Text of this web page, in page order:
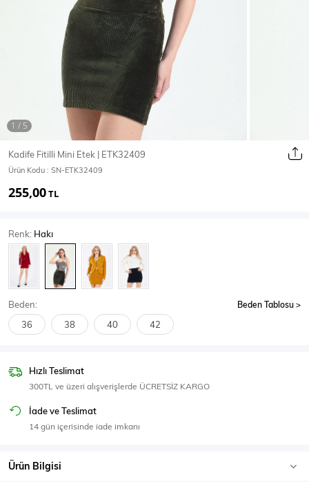
Mont & Kaban
T-SHİRT & BLUZ
T-Shirt
Body Atlet
SPOR GİYİM
Eşofman Üstü
Kadife Fitilli Mini Etek | ETK32409
Ürün Kodu : SN-ETK32409
255,00TL
Renk: Hakı
Beden: Beden Tablosu
36 38 40 42
Hızlı Teslimat
300TL ve üzeri alışverişlerde ÜCRETSİZ KARGO
İade ve Teslimat
14 gün içerisinde iade imkanı
Ürün Bilgisi